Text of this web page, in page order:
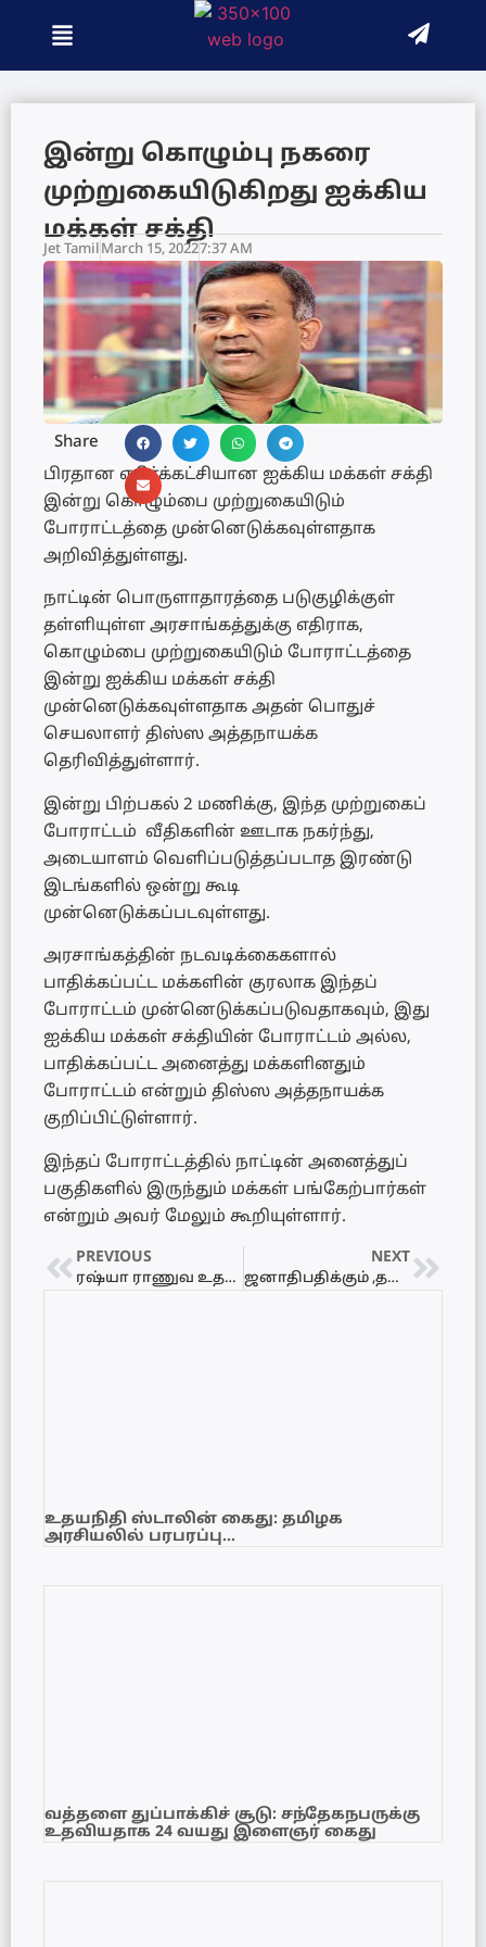
இன்று கொழும்பு நகரை
முற்றுகையிடுகிறது ஐக்கிய
மக்கள் சக்தி
Jet TamilMarch 15, 20227:37 AM
Share
பிரதான எதிர்க்கட்சியான ஐக்கிய மக்கள் சக்தி
இன்று கொழும்பை முற்றுகையிடும்
போராட்டத்தை முன்னெடுக்கவுள்ளதாக
அறிவித்துள்ளது.
நாட்டின் பொருளாதாரத்தை படுகுழிக்குள்
தள்ளியுள்ள அரசாங்கத்துக்கு எதிராக,
கொழும்பை முற்றுகையிடும் போராட்டத்தை
இன்று ஐக்கிய மக்கள் சக்தி
முன்னெடுக்கவுள்ளதாக அதன் பொதுச்
செயலாளர் திஸ்ஸ அத்தநாயக்க
தெரிவித்துள்ளார்.
இன்று பிற்பகல் 2 மணிக்கு, இந்த முற்றுகைப்
போராட்டம் வீதிகளின் ஊடாக நகர்ந்து,
அடையாளம் வெளிப்படுத்தப்படாத இரண்டு
இடங்களில் ஒன்று கூடி
முன்னெடுக்கப்படவுள்ளது.
அரசாங்கத்தின் நடவடிக்கைகளால்
பாதிக்கப்பட்ட மக்களின் குரலாக இந்தப்
போராட்டம் முன்னெடுக்கப்படுவதாகவும், இது
ஐக்கிய மக்கள் சக்தியின் போராட்டம் அல்ல,
பாதிக்கப்பட்ட அனைத்து மக்களினதும்
போராட்டம் என்றும் திஸ்ஸ அத்தநாயக்க
குறிப்பிட்டுள்ளார்.
இந்தப் போராட்டத்தில் நாட்டின் அனைத்துப்
பகுதிகளில் இருந்தும் மக்கள் பங்கேற்பார்கள்
என்றும் அவர் மேலும் கூறியுள்ளார்.
PREVIOUS
ரஷ்யா ராணுவ உதவி கோரவில்லை..?
NEXT
ஜனாதிபதிக்கும் ,தமிழ்த் தேசியக் கூட்டமைப்புக்கும் இடையிலான சந்திப்பு ரத்து
உதயநிதி ஸ்டாலின் கைது: தமிழக
அரசியலில் பரபரப்பு…
வத்தளை துப்பாக்கிச் சூடு: சந்தேகநபருக்கு
உதவியதாக 24 வயது இளைஞர் கைது